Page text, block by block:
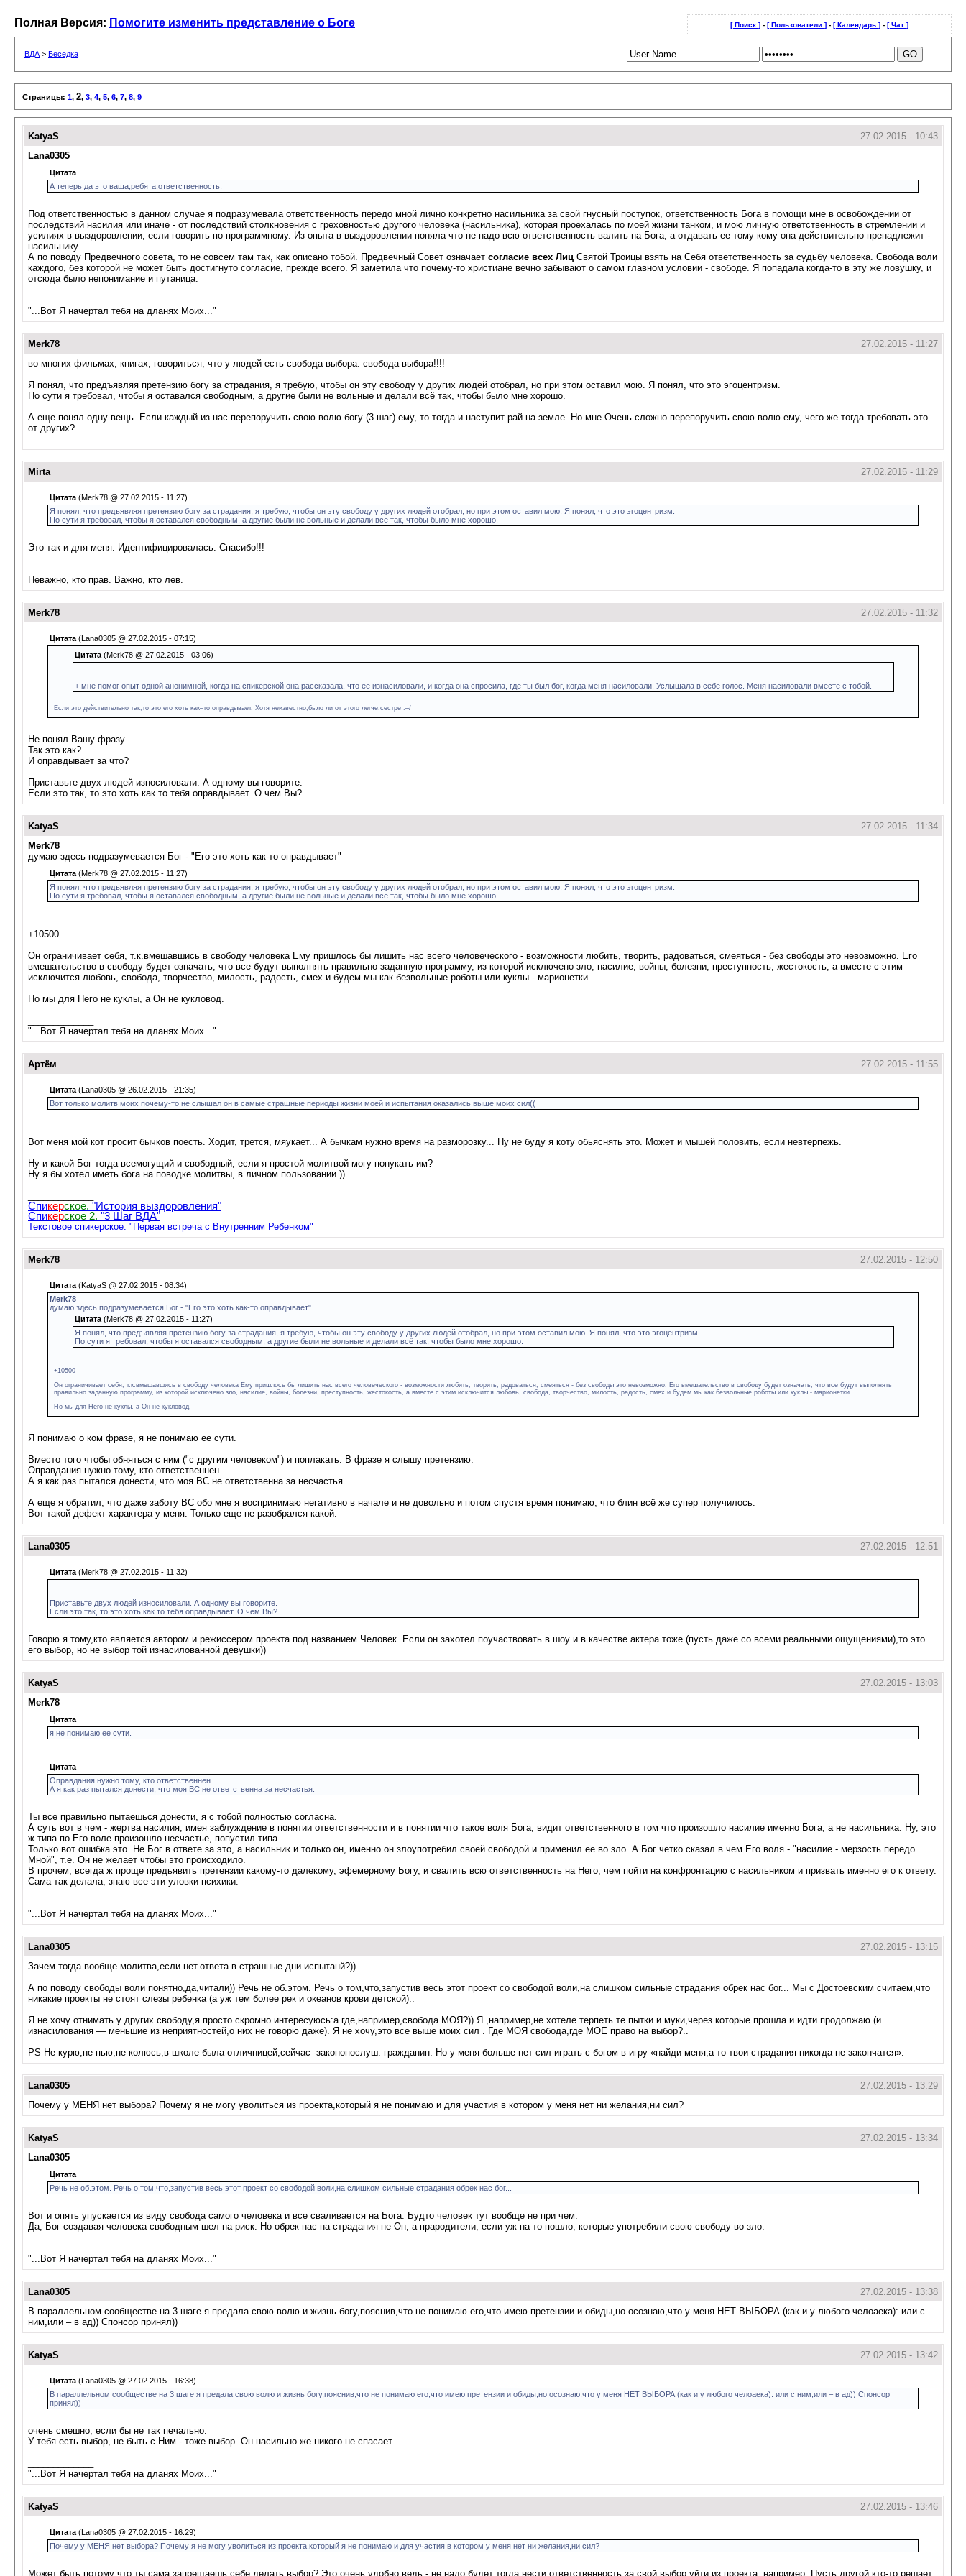
[ Поиск ] - [ Пользователи ] - [ Календарь ] - [ Чат ]
Полная Версия: Помогите изменить представление о Боге
ВДА > Беседка
Страницы: 1, 2, 3, 4, 5, 6, 7, 8, 9
KatyaS
27.02.2015 - 10:43
Lana0305
Цитата
А теперь:да это ваша,ребята,ответственность.
Под ответственностью в данном случае я подразумевала ответственность передо мной лично конкретно насильника за свой гнусный поступок, ответственность Бога в помощи мне в освобождении от
последствий насилия или иначе - от последствий столкновения с греховностью другого человека (насильника), которая проехалась по моей жизни танком, и мою личную ответственность в стремлении и
усилиях в выздоровлении, если говорить по-программному. Из опыта в выздоровлении поняла что не надо всю ответственность валить на Бога, а отдавать ее тому кому она действительно пренадлежит -
насильнику.
А по поводу Предвечного совета, то не совсем там так, как описано тобой. Предвечный Совет означает согласие всех Лиц Святой Троицы взять на Себя ответственность за судьбу человека. Свобода воли
каждого, без которой не может быть достигнуто согласие, прежде всего. Я заметила что почему-то христиане вечно забывают о самом главном условии - свободе. Я попадала когда-то в эту же ловушку, и
отсюда было непонимание и путаница.
"...Вот Я начертал тебя на дланях Моих..."
Merk78
27.02.2015 - 11:27
во многих фильмах, книгах, говориться, что у людей есть свобода выбора. свобода выбора!!!!
Я понял, что предъявляя претензию богу за страдания, я требую, чтобы он эту свободу у других людей отобрал, но при этом оставил мою. Я понял, что это эгоцентризм.
По сути я требовал, чтобы я оставался свободным, а другие были не вольные и делали всё так, чтобы было мне хорошо.
А еще понял одну вещь. Если каждый из нас перепоручить свою волю богу (3 шаг) ему, то тогда и наступит рай на земле. Но мне Очень сложно перепоручить свою волю ему, чего же тогда требовать это
от других?
Mirta 27.02.2015 - 11:29
Цитата (Merk78 @ 27.02.2015 - 11:27)
Я понял, что предъявляя претензию богу за страдания, я требую, чтобы он эту свободу у других людей отобрал, но при этом оставил мою. Я понял, что это эгоцентризм.
По сути я требовал, чтобы я оставался свободным, а другие были не вольные и делали всё так, чтобы было мне хорошо.
Это так и для меня. Идентифицировалась. Спасибо!!!
Неважно, кто прав. Важно, кто лев.
Merk78 27.02.2015 - 11:32
Цитата (Lana0305 @ 27.02.2015 - 07:15)
Цитата(Merk78 @ 27.02.2015 - 03:06)
+ мне помог опыт одной анонимной, когда на спикерской она рассказала, что ее изнасиловали, и когда она спросила, где ты был бог, когда меня насиловали. Услышала в себе голос. Меня насиловали вместе с тобой.
Если это действительно так,то это его хоть как–то оправдывает. Хотя неизвестно,было ли от этого легче.сестре :–/
Не понял Вашу фразу.
Так это как?
И оправдывает за что?
Приставьте двух людей износиловали. А одному вы говорите.
Если это так, то это хоть как то тебя оправдывает. О чем Вы?
KatyaS
27.02.2015 - 11:34
Merk78
думаю здесь подразумевается Бог - "Его это хоть как-то оправдывает"
Цитата (Merk78 @ 27.02.2015 - 11:27)
Я понял, что предъявляя претензию богу за страдания, я требую, чтобы он эту свободу у других людей отобрал, но при этом оставил мою. Я понял, что это эгоцентризм.
По сути я требовал, чтобы я оставался свободным, а другие были не вольные и делали всё так, чтобы было мне хорошо.
+10500
Он ограничивает себя, т.к.вмешавшись в свободу человека Ему пришлось бы лишить нас всего человеческого - возможности любить, творить, радоваться, смеяться - без свободы это невозможно. Его
вмешательство в свободу будет означать, что все будут выполнять правильно заданную программу, из которой исключено зло, насилие, войны, болезни, преступность, жестокость, а вместе с этим
исключится любовь, свобода, творчество, милость, радость, смех и будем мы как безвольные роботы или куклы - марионетки.
Но мы для Него не куклы, а Он не кукловод.
"...Вот Я начертал тебя на дланях Моих..."
Артём 27.02.2015 - 11:55
Цитата (Lana0305 @ 26.02.2015 - 21:35)
Вот только молитв моих почему-то не слышал он в самые страшные периоды жизни моей и испытания оказались выше моих сил((
Вот меня мой кот просит бычков поесть. Ходит, трется, мяукает... А бычкам нужно время на разморозку... Ну не буду я коту обьяснять это. Может и мышей половить, если невтерпежь.
Ну и какой Бог тогда всемогущий и свободный, если я простой молитвой могу понукать им?
Ну я бы хотел иметь бога на поводке молитвы, в личном пользовании ))
Спикерское. "История выздоровления"
Спикерское 2. "3 Шаг ВДА"
Текстовое спикерское. "Первая встреча с Внутренним Ребенком"
Merk78 27.02.2015 - 12:50
Цитата (KatyaS @ 27.02.2015 - 08:34)
Merk78
думаю здесь подразумевается Бог - "Его это хоть как-то оправдывает"
Цитата(Merk78 @ 27.02.2015 - 11:27)
Я понял, что предъявляя претензию богу за страдания, я требую, чтобы он эту свободу у других людей отобрал, но при этом оставил мою. Я понял, что это эгоцентризм.
По сути я требовал, чтобы я оставался свободным, а другие были не вольные и делали всё так, чтобы было мне хорошо.
+10500
Он ограничивает себя, т.к.вмешавшись в свободу человека Ему пришлось бы лишить нас всего человеческого - возможности любить, творить, радоваться, смеяться - без свободы это невозможно. Его вмешательство в свободу будет означать, что все будут выполнять
правильно заданную программу, из которой исключено зло, насилие, войны, болезни, преступность, жестокость, а вместе с этим исключится любовь, свобода, творчество, милость, радость, смех и будем мы как безвольные роботы или куклы - марионетки.
Но мы для Него не куклы, а Он не кукловод.
Я понимаю о ком фразе, я не понимаю ее сути.
Вместо того чтобы обняться с ним ("с другим человеком") и поплакать. В фразе я слышу претензию.
Оправдания нужно тому, кто ответственнен.
А я как раз пытался донести, что моя ВС не ответственна за несчастья.
А еще я обратил, что даже заботу ВС обо мне я воспринимаю негативно в начале и не довольно и потом спустя время понимаю, что блин всё же супер получилось.
Вот такой дефект характера у меня. Только еще не разобрался какой.
Lana0305 27.02.2015 - 12:51
Цитата (Merk78 @ 27.02.2015 - 11:32)
Приставьте двух людей износиловали. А одному вы говорите.
Если это так, то это хоть как то тебя оправдывает. О чем Вы?
Говорю я тому,кто является автором и режиссером проекта под названием Человек. Если он захотел поучаствовать в шоу и в качестве актера тоже (пусть даже со всеми реальными ощущениями),то это
его выбор, но не выбор той изнасилованной девушки))
KatyaS
27.02.2015 - 13:03
Merk78
Цитата
я не понимаю ее сути.
Цитата
Оправдания нужно тому, кто ответственнен.
А я как раз пытался донести, что моя ВС не ответственна за несчастья.
Ты все правильно пытаешься донести, я с тобой полностью согласна.
А суть вот в чем - жертва насилия, имея заблуждение в понятии ответственности и в понятии что такое воля Бога, видит ответственного в том что произошло насилие именно Бога, а не насильника. Ну, это
ж типа по Его воле произошло несчастье, попустил типа.
Только вот ошибка это. Не Бог в ответе за это, а насильник и только он, именно он злоупотребил своей свободой и применил ее во зло. А Бог четко сказал в чем Его воля - "насилие - мерзость передо
Мной", т.е. Он не желает чтобы это происходило.
В прочем, всегда ж проще предьявить претензии какому-то далекому, эфемерному Богу, и свалить всю ответственность на Него, чем пойти на конфронтацию с насильником и призвать именно его к ответу.
Сама так делала, знаю все эти уловки психики.
"...Вот Я начертал тебя на дланях Моих..."
Lana0305
27.02.2015 - 13:15
Зачем тогда вообще молитва,если нет.ответа в страшные дни испытанй?))
А по поводу свободы воли понятно,да,читали)) Речь не об.этом. Речь о том,что,запустив весь этот проект со свободой воли,на слишком сильные страдания обрек нас бог... Мы с Достоевским считаем,что
никакие проекты не стоят слезы ребенка (а уж тем более рек и океанов крови детской)..
Я не хочу отнимать у других свободу,я просто скромно интересуюсь:а где,например,свобода МОЯ?)) Я ,например,не хотеле терпеть те пытки и муки,через которые прошла и идти продолжаю (и
изнасилования — меньшие из неприятностей,о них не говорю даже). Я не хочу,это все выше моих сил . Где МОЯ свобода,где МОЕ право на выбор?..
PS Не курю,не пью,не колюсь,в школе была отличницей,сейчас -законопослуш. гражданин. Но у меня больше нет сил играть с богом в игру «найди меня,а то твои страдания никогда не закончатся».
Lana0305
27.02.2015 - 13:29
Почему у МЕНЯ нет выбора? Почему я не могу уволиться из проекта,который я не понимаю и для участия в котором у меня нет ни желания,ни сил?
KatyaS
27.02.2015 - 13:34
Lana0305
Цитата
Речь не об.этом. Речь о том,что,запустив весь этот проект со свободой воли,на слишком сильные страдания обрек нас бог...
Вот и опять упускается из виду свобода самого человека и все сваливается на Бога. Будто человек тут вообще не при чем.
Да, Бог создавая человека свободным шел на риск. Но обрек нас на страдания не Он, а прародители, если уж на то пошло, которые употребили свою свободу во зло.
"...Вот Я начертал тебя на дланях Моих..."
Lana0305
27.02.2015 - 13:38
В параллельном сообществе на 3 шаге я предала свою волю и жизнь богу,пояснив,что не понимаю его,что имею претензии и обиды,но осознаю,что у меня НЕТ ВЫБОРА (как и у любого челоаека): или с
ним,или – в ад)) Спонсор принял))
KatyaS 27.02.2015 - 13:42
Цитата (Lana0305 @ 27.02.2015 - 16:38)
В параллельном сообществе на 3 шаге я предала свою волю и жизнь богу,пояснив,что не понимаю его,что имею претензии и обиды,но осознаю,что у меня НЕТ ВЫБОРА (как и у любого челоаека): или с ним,или – в ад)) Спонсор
принял))
очень смешно, если бы не так печально.
У тебя есть выбор, не быть с Ним - тоже выбор. Он насильно же никого не спасает.
"...Вот Я начертал тебя на дланях Моих..."
KatyaS 27.02.2015 - 13:46
Цитата (Lana0305 @ 27.02.2015 - 16:29)
Почему у МЕНЯ нет выбора? Почему я не могу уволиться из проекта,который я не понимаю и для участия в котором у меня нет ни желания,ни сил?
Может быть потому что ты сама запрещаешь себе делать выбор? Это очень удобно ведь - не надо будет тогда нести ответственность за свой выбор уйти из проекта, например. Пусть другой кто-то решает